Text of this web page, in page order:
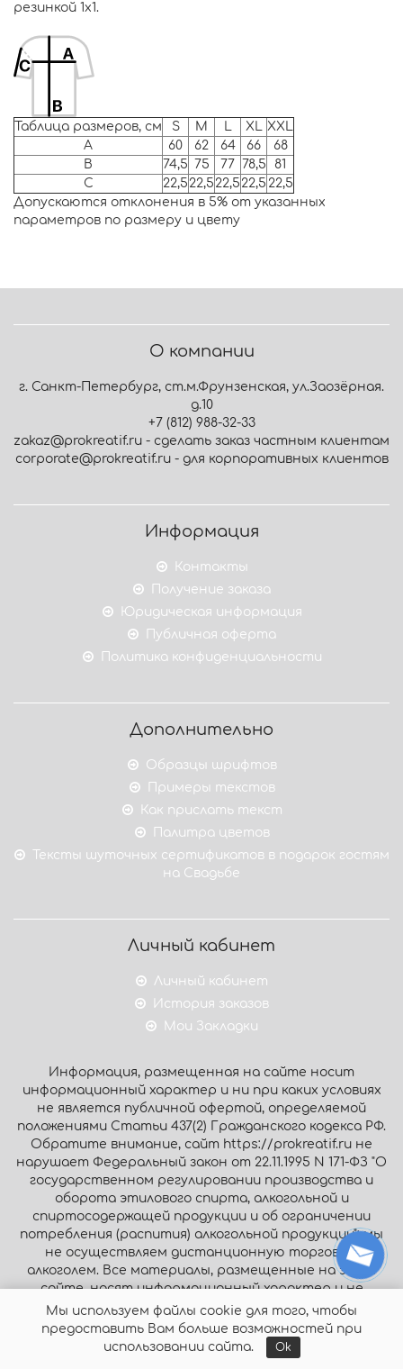
резинкой 1x1.
Таблица размеров, см S M XL
XXL
A
60 62 64 66
68
B
74,5 75 77 78,5
81
C
22,5 22,5 22,5 22,5 22,5
Допускаются отклонения в 5% от указанных
параметров по размеру и цвету
О компании
г. Санкт-Петербург, ст.м.Фрунзенская, ул.Заозёрная.
д.10
+7 (812) 988-32-33
zakaz@prokreatif.ru - сделать заказ частным клиентам
corporate@prokreatif.ru - для корпоративных клиентов
Информация
Контакты
Получение заказа
Юридическая информация
Публичная оферта
Политика конфиденциальности
Дополнительно
Образцы шрифтов
Примеры текстов
Как прислать текст
Палитра цветов
Тексты шуточных сертификатов в подарок гостям
на Свадьбе
Личный кабинет
Личный кабинет
История заказов
Мои Закладки
Информация, размещенная на сайте носит
информационный характер и ни при каких условиях
не является публичной офертой, определяемой
положениями Статьи 437(2) Гражданского кодекса РФ.
Обратите внимание, сайт https://prokreatif.ru не
нарушает Федеральный закон от 22.11.1995 N 171-ФЗ "О
государственном регулировании производства и
оборота этилового спирта, алкогольной и
спиртосодержащей продукции и об ограничении
потребления (распития) алкогольной продукции": мы
не осуществляем дистанционную торговлю
алкоголем. Все материалы, размещенные на этом
сайте, носят информационный характер и не
являются публичной офертой.
© Интернет-магазин «Prokreatif.ru», 2026. Все права
защищены
Мы используем файлы cookie для того, чтобы
предоставить Вам больше возможностей при
использовании сайта.
Ok